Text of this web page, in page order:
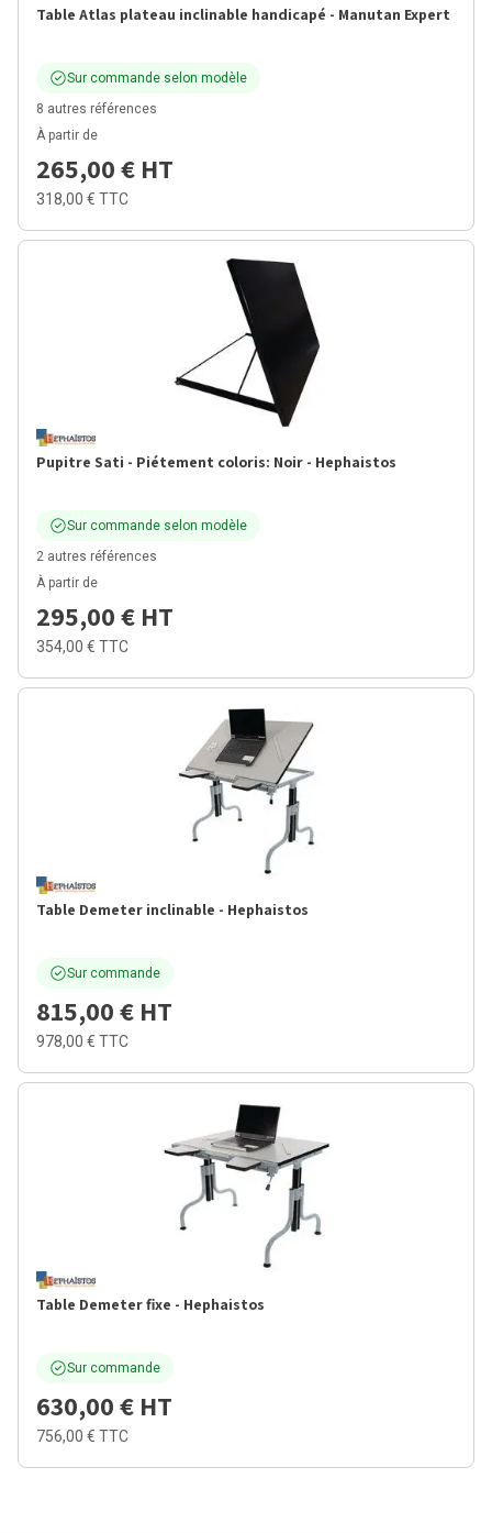
Table Atlas plateau inclinable handicapé - Manutan Expert
Sur commande selon modèle
8 autres références
À partir de
265,00 € HT
318,00 € TTC
Pupitre Sati - Piétement coloris: Noir - Hephaistos
Sur commande selon modèle
2 autres références
À partir de
295,00 € HT
354,00 € TTC
Table Demeter inclinable - Hephaistos
Sur commande
815,00 € HT
978,00 € TTC
Table Demeter fixe - Hephaistos
Sur commande
630,00 € HT
756,00 € TTC